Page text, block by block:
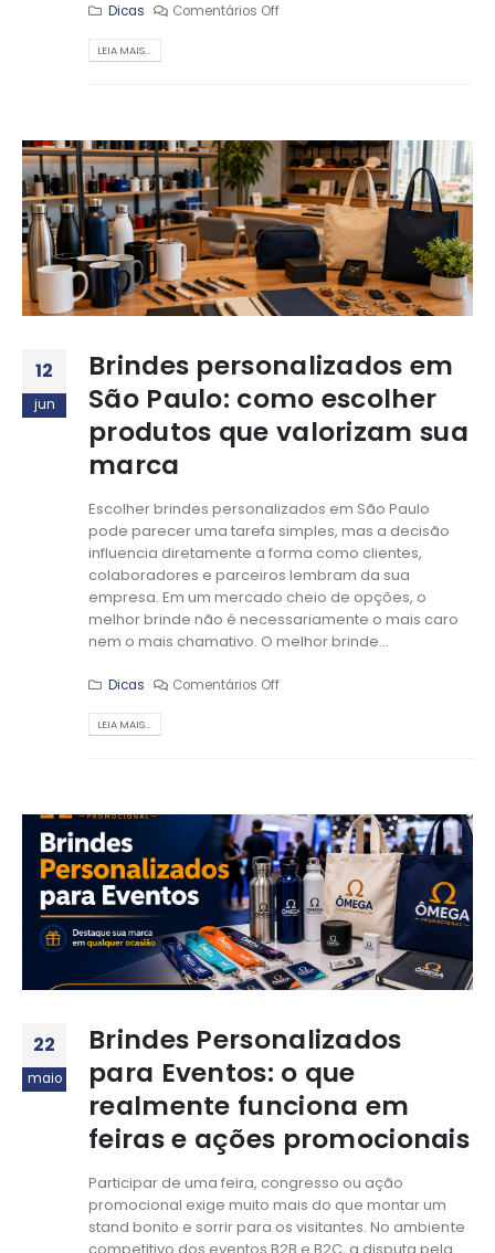
Dicas Comentários Off
LEIA MAIS...
12
jun
Brindes personalizados em
São Paulo: como escolher
produtos que valorizam sua
marca
Escolher brindes personalizados em São Paulo
pode parecer uma tarefa simples, mas a decisão
influencia diretamente a forma como clientes,
colaboradores e parceiros lembram da sua
empresa. Em um mercado cheio de opções, o
melhor brinde não é necessariamente o mais caro
nem o mais chamativo. O melhor brinde...
Dicas Comentários Off
LEIA MAIS...
22
maio
Brindes Personalizados
para Eventos: o que
realmente funciona em
feiras e ações promocionais
Participar de uma feira, congresso ou ação
promocional exige muito mais do que montar um
stand bonito e sorrir para os visitantes. No ambiente